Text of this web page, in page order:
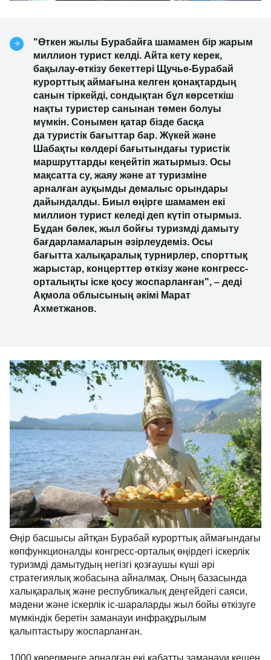
"Өткен жылы Бурабайға шамамен бір жарым
миллион турист келді. Айта кету керек,
бақылау-өткізу бекеттері Щучье-Бурабай
курорттық аймағына келген қонақтардың
санын тіркейді, сондықтан бұл көрсеткіш
нақты туристер санынан төмен болуы
мүмкін. Сонымен қатар бізде басқа
да туристік бағыттар бар. Жүкей және
Шабақты көлдері бағытындағы туристік
маршруттарды кеңейтіп жатырмыз. Осы
мақсатта су, жаяу және ат туризміне
арналған ауқымды демалыс орындары
дайындалды. Биыл өңірге шамамен екі
миллион турист келеді деп күтіп отырмыз.
Бұдан бөлек, жыл бойғы туризмді дамыту
бағдарламаларын әзірлеудеміз. Осы
бағытта халықаралық турнирлер, спорттық
жарыстар, концерттер өткізу және конгресс-
орталықты іске қосу жоспарланған", – деді
Ақмола облысының әкімі Марат
Ахметжанов.
Өңір басшысы айтқан Бурабай курорттық аймағындағы
көпфункционалды конгресс-орталық өңірдегі іскерлік
туризмді дамытудың негізгі қозғаушы күші әрі
стратегиялық жобасына айналмақ. Оның базасында
халықаралық және республикалық деңгейдегі саяси,
мәдени және іскерлік іс-шараларды жыл бойы өткізуге
мүмкіндік беретін заманауи инфрақұрылым
қалыптастыру жоспарланған.